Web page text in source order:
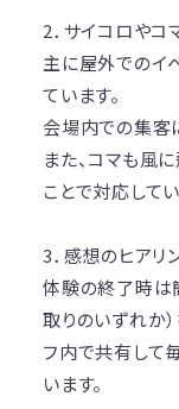
2．サイコロやコ
主に屋外でのイ
ています。
会場内での集客
また、コマも風
ことで対応してい
3．感想のヒアリ
体験の終了時は
取りのいずれか
フ内で共有して
います。